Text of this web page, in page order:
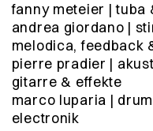
fanny meteier |tuba
andrea giordano |
melodica, feedback
pierre pradier |
gitarre & effekte
marco luparia |
electronik